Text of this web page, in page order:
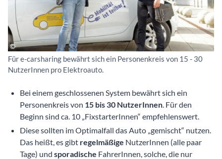
Für e-carsharing bewährt sich ein Personenkreis von 15 - 30
NutzerInnen pro Elektroauto.
Bei einem geschlossenen System bewährt sich ein
Personenkreis von 15 bis 30 NutzerInnen. Für den
Beginn sind ca. 10 „FixstarterInnen“ empfehlenswert.
Diese sollten im Optimalfall das Auto „gemischt“ nutzen.
Das heißt, es gibt regelmäßige NutzerInnen (alle paar
Tage) und sporadische FahrerInnen, solche, die nur